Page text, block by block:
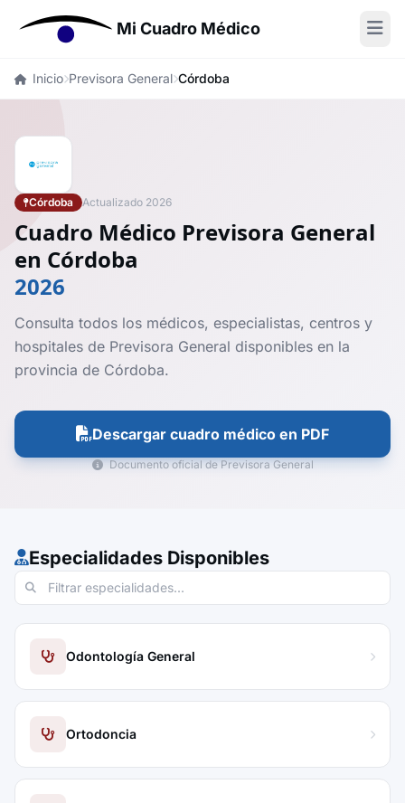
Mi Cuadro Médico
Inicio Previsora General Córdoba
Córdoba Actualizado 2026
Cuadro Médico Previsora General
en Córdoba
2026
Consulta todos los médicos, especialistas, centros y
hospitales de Previsora General disponibles en la
provincia de Córdoba.
Descargar cuadro médico en PDF
Documento oficial de Previsora General
Especialidades Disponibles
Odontología General
Ortodoncia